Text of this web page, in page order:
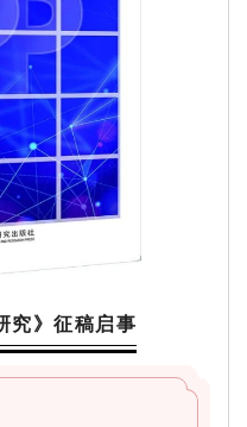
究》征稿启事